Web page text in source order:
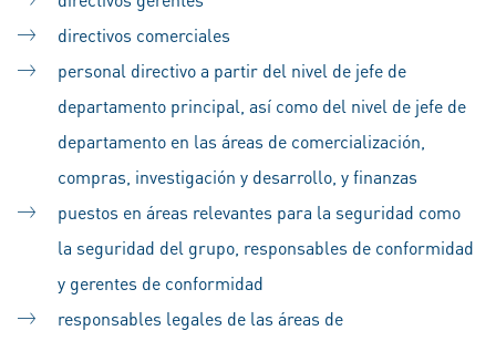
directivos comerciales
personal directivo a partir del nivel de jefe de
departamento principal, así como del nivel de jefe de
departamento en las áreas de comercialización,
compras, investigación y desarrollo, y finanzas
puestos en áreas relevantes para la seguridad como
la seguridad del grupo, responsables de conformidad
y gerentes de conformidad
responsables legales de las áreas de